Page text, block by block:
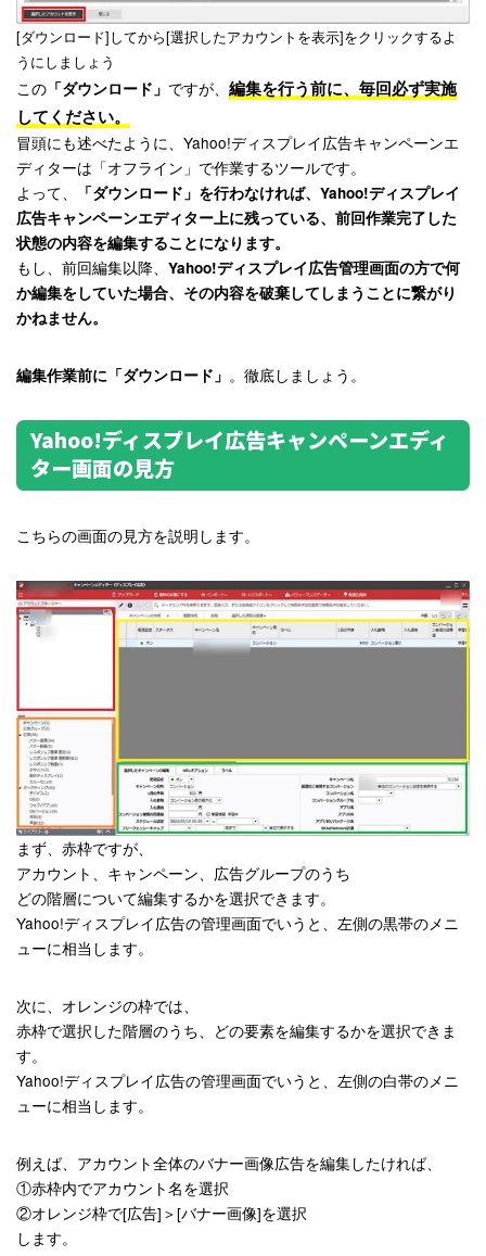
[ダウンロード]してから[選択したアカウントを表示]をクリックするよ
うにしましょう
この 「ダウンロード」 ですが、 編集を行う前に、毎回必ず実施
してください。
冒頭にも述べたように、Yahoo!ディスプレイ広告キャンペーンエ
ディターは「オフライン」で作業するツールです。
よって、
「ダウンロード」を行わなければ、Yahoo!ディスプレイ
広告キャンペーンエディター上に残っている、前回作業完了した
状態の内容を編集することになります。
もし、前回編集以降、 Yahoo!ディスプレイ広告管理画面の方で何
か編集をしていた場合、その内容を破棄してしまうことに繋がり
かねません。
編集作業前に「ダウンロード」 。徹底しましょう。
Yahoo!ディスプレイ広告キャンペーンエディ
ター画面の見方
こちらの画面の見方を説明します。
まず、赤枠ですが、
アカウント、キャンペーン、広告グループのうち
どの階層について編集するかを選択できます。
Yahoo!ディスプレイ広告の管理画面でいうと、左側の黒帯のメニ
ューに相当します。
次に、オレンジの枠では、
赤枠で選択した階層のうち、どの要素を編集するかを選択できま
す。
Yahoo!ディスプレイ広告の管理画面でいうと、左側の白帯のメニ
ューに相当します。
例えば、アカウント全体のバナー画像広告を編集したければ、
①赤枠内でアカウント名を選択
②オレンジ枠で[広告]＞[バナー画像]を選択
します。